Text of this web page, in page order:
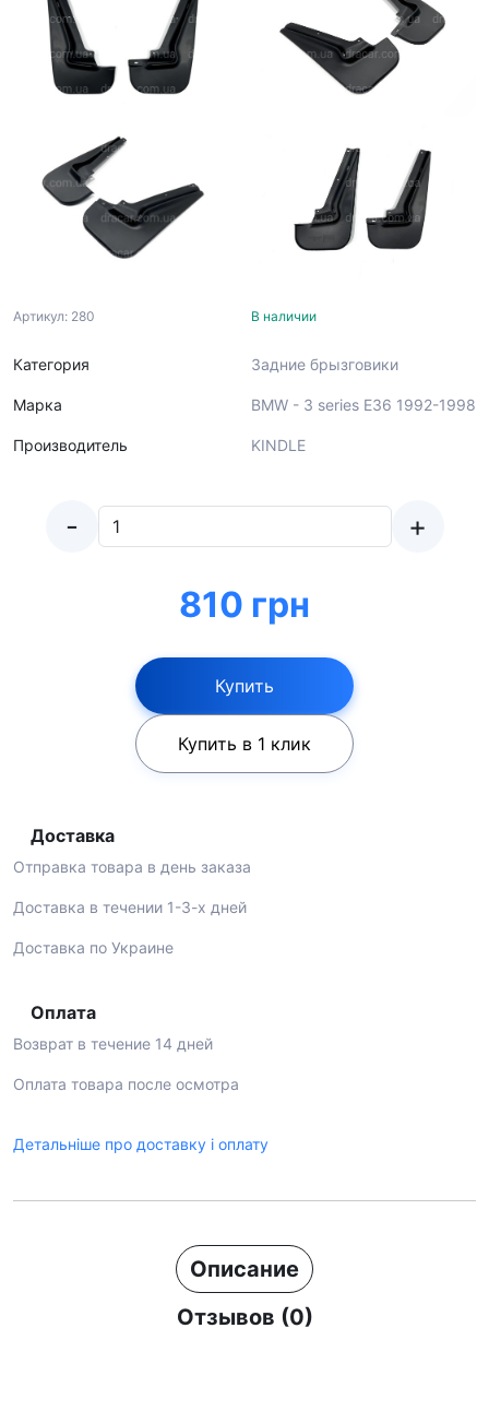
Артикул: 280
Категория
Марка
Производитель
В наличии
Задние брызговики
BMW - 3 series E36 1992-1998
KINDLE
- +
810 грн
Купить
Купить в 1 клик
Доставка
Отправка товара в день заказа
Доставка в течении 1-3-х дней
Доставка по Украине
Оплата
Возврат в течение 14 дней
Оплата товара после осмотра
Детальніше про доставку і оплату
Описание
Отзывов (0)